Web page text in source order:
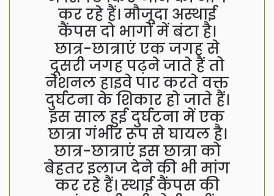
कर रहे हैं। मौजूदा अस्थाई
कैंपस दो भागों में बंटा है।
छात्र-छात्राएं एक जगह से
दूसरी जगह पढ़ने जाते हैं तो
नेशनल हाइवे पार करते वक्त
दुर्घटना के शिकार हो जाते हैं।
इस साल हुई दुर्घटना में एक
छात्रा गंभीर रूप से घायल है।
छात्र-छात्राएं इस छात्रा को
बेहतर इलाज देने की भी मांग
कर रहे हैं। स्थाई कैंपस की